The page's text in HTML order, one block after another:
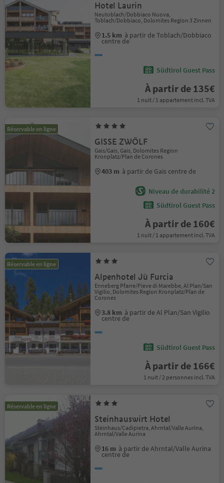
Hotel Laurin
Neutoblach/Dobbiaco Nuova,
Toblach/Dobbiaco, Dolomites Region 3 Zinnen
1.5 km à partir de Toblach/Dobbiaco
centre de
Südtirol Guest Pass
À partir de 135€
1 nuit / 1 appartement incl. TVA
Réservable en ligne
GISSE ZWÖLF
Gais/Gais, Gais, Dolomites Region
Kronplatz/Plan de Corones
403 m à partir de Gais centre de
Niveau de durabilité 2
Südtirol Guest Pass
À partir de 160€
1 nuit / 1 appartement incl. TVA
Réservable en ligne
Alpenhotel Jù Furcia
Enneberg Pfarre/Pieve di Marebbe, Al Plan/San
Vigilio, Dolomites Region Kronplatz/Plan de
Corones
3.8 km à partir de Al Plan/San Vigilio
centre de
Südtirol Guest Pass
À partir de 166€
1 nuit / 2 personnes incl. TVA
Réservable en ligne
Steinhauswirt Hotel
Steinhaus/Cadipietra, Ahrntal/Valle Aurina,
Ahrntal/Valle Aurina
16 m à partir de Ahrntal/Valle Aurina
centre de